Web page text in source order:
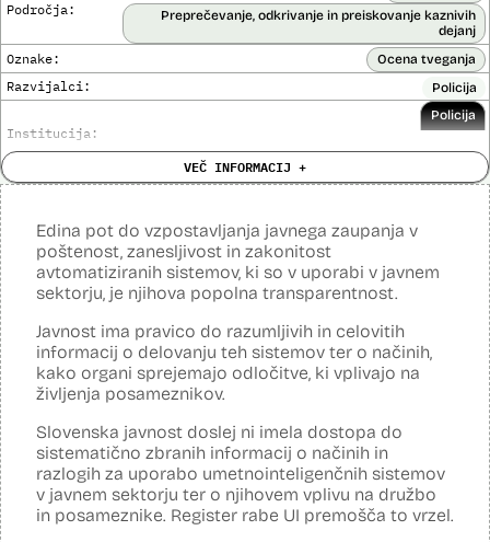
Področja:
Preprečevanje, odkrivanje in preiskovanje kaznivih
dejanj
Oznake: Ocena tveganja
Razvijalci: Policija
Institucija:
Policija
Cena: Neznana ?
Analiza učinka na osebne podatke opravljena:
Posodobljeno: 3. december 2024
Sistem avtomatizirano zbira, obdeluje, presoja varnostna tveganja ter
evidence potnikov iz sistema rezervacij letalskih vozovnic. Po
avtomatiziranem preverjanju podatkov PNR (Passenger Name
Record) in API (Advanced Passenger Information) v primeru ujemanja
v evidencah policije, SIS in Interpola poda rezultat v obliki "zadetek oz.
ni zadetka" z navedbo sklopa evidenc, v katerih je prišlo do ujemanja,
ter navedbo, ali se ujemanje nanaša na podatke o osebi ali na
podatke o potovalnem dokumentu. V primeru ujemanja poda tudi
podatke, na podlagi katerih je prišlo do ujemanja med preverjenimi
podatki in ocenjevalnimi merili.
Ocenjevalna merila so oblikovana z analitično obdelavo podatkov, pri
čemer se oblikujejo indikatorji tveganja, ki predstavljajo posamezne
VEČ INFORMACIJ +
Edina pot do vzpostavljanja javnega zaupanja v
poštenost, zanesljivost in zakonitost
avtomatiziranih sistemov, ki so v uporabi v javnem
sektorju, je njihova popolna transparentnost.
Javnost ima pravico do razumljivih in celovitih
informacij o delovanju teh sistemov ter o načinih,
kako organi sprejemajo odločitve, ki vplivajo na
življenja posameznikov.
Slovenska javnost doslej ni imela dostopa do
sistematično zbranih informacij o načinih in
razlogih za uporabo umetnointeligenčnih sistemov
v javnem sektorju ter o njihovem vplivu na družbo
in posameznike. Register rabe UI premošča to vrzel.